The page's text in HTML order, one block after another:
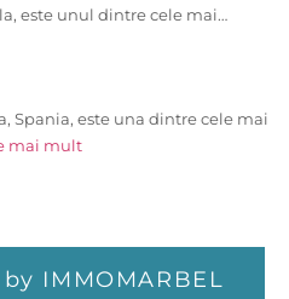
este unul dintre cele mai…
Spania, este una dintre cele mai
mai mult
by IMMOMARBEL